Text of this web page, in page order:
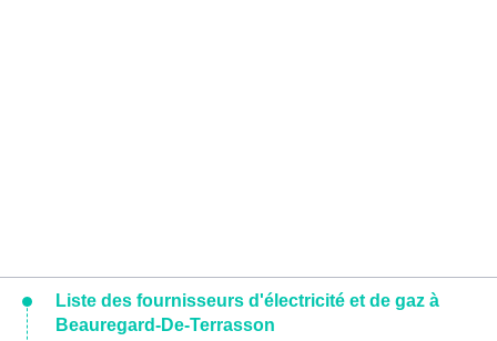
Liste des fournisseurs d'électricité et de gaz à
Beauregard-De-Terrasson